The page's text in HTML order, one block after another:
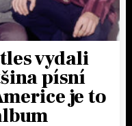
vydali
písní
je to